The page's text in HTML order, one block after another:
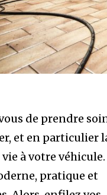
de prendre
et en particulier
à votre véhicule.
pratique et